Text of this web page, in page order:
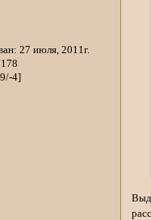
: 27 июля, 2011г.
4]